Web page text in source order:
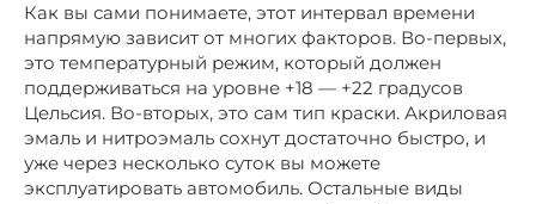
Как вы сами понимаете, этот интервал времени
напрямую зависит от многих факторов. Во-первых,
это температурный режим, который должен
поддерживаться на уровне +18 — +22 градусов
Цельсия. Во-вторых, это сам тип краски. Акриловая
эмаль и нитроэмаль сохнут достаточно быстро, и
уже через несколько суток вы можете
эксплуатировать автомобиль. Остальные виды